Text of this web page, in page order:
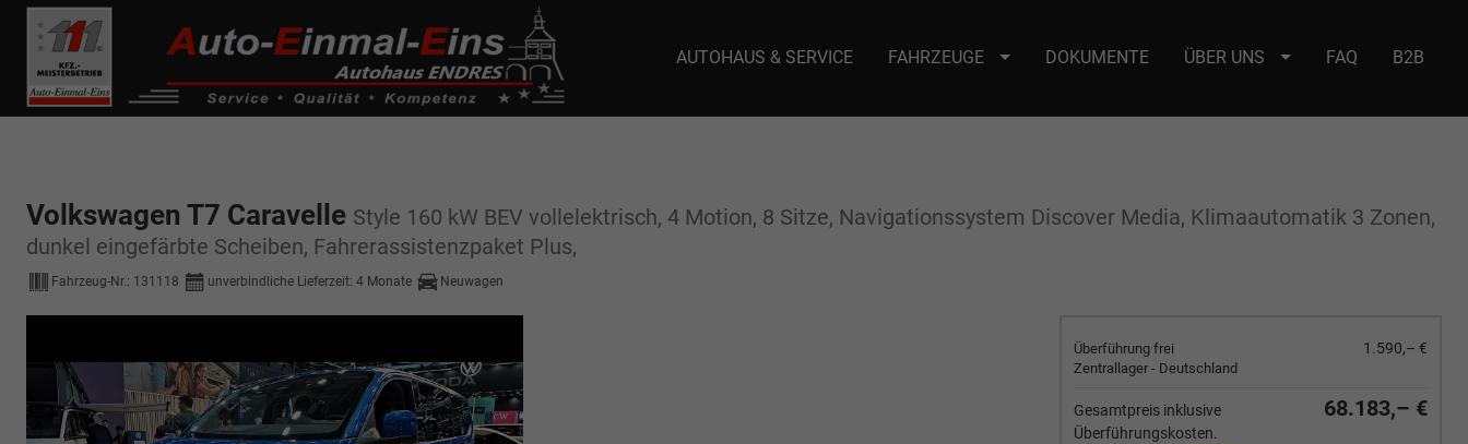
------------ Host Name : selector1._domainkey Points to address or value: selector1-aee-de0k._domainkey.autoeinmaleins.onmicrosoft.com Host Name : selector2._domainkey Points to address or value: selector2-aee-
de0k._domainkey.autoeinmaleins.onmicrosoft.com
AUTOHAUS & SERVICE FAHRZEUGE DOKUMENTE ÜBER UNS FAQ B2B
Volkswagen T7 Caravelle Style 160 kW BEV vollelektrisch, 4 Motion, 8 Sitze, Navigationssystem Discover Media, Klimaautomatik 3 Zonen,
dunkel eingefärbte Scheiben, Fahrerassistenzpaket Plus,
Fahrzeug-Nr.: 131118 unverbindliche Lieferzeit: 4 Monate Neuwagen
Überführung frei
Zentrallager - Deutschland
1.590,– €
Gesamtpreis inklusive
Überführungskosten.
68.183,– €